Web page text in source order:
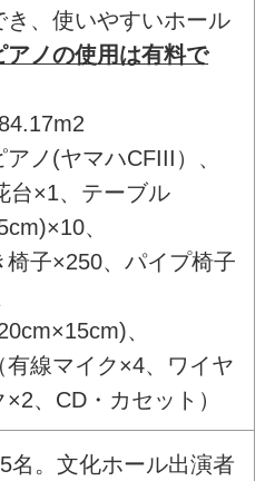
き、使いやすいホール
ノの使用は有料で
アノ(ヤマハCFIII）、
台×1、テーブル
、
椅子×250、パイプ椅子
、
有線マイク×4、ワイヤ
、CD・カセット）
名。文化ホール出演者